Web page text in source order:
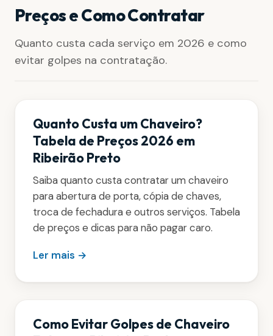
Preços e Como Contratar
Quanto custa cada serviço em 2026 e como
evitar golpes na contratação.
Quanto Custa um Chaveiro?
Tabela de Preços 2026 em
Ribeirão Preto
Saiba quanto custa contratar um chaveiro
para abertura de porta, cópia de chaves,
troca de fechadura e outros serviços. Tabela
de preços e dicas para não pagar caro.
Ler mais →
Como Evitar Golpes de Chaveiro